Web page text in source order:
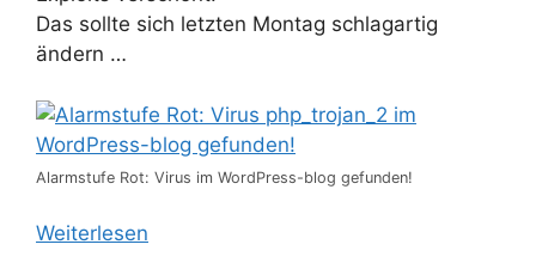
Das sollte sich letzten Montag schlagartig
ändern …
Alarmstufe Rot: Virus im WordPress-blog gefunden!
Weiterlesen